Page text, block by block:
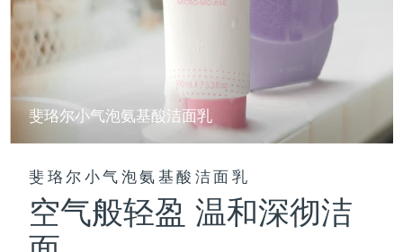
斐珞尔小气泡氨基酸洁面乳
斐珞尔小气泡氨基酸洁面乳
空气般轻盈 温和深彻洁